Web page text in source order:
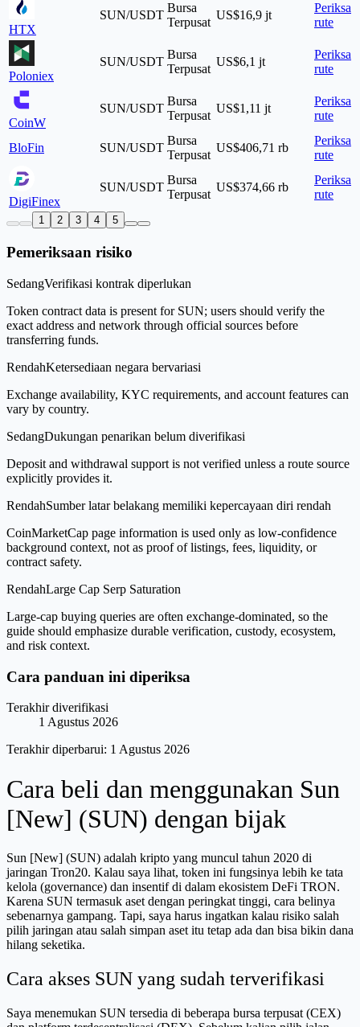
HTX
SUN/USDT
Bursa
Terpusat
US$16,9 jt
Periksa
rute
Poloniex
SUN/USDT
Bursa
Terpusat
US$6,1 jt
Periksa
rute
CoinW
SUN/USDT
Bursa
Terpusat
US$1,11 jt
Periksa
rute
BloFin SUN/USDT
Bursa
Terpusat
US$406,71 rb
Periksa
rute
DigiFinex
SUN/USDT
Bursa
Terpusat
US$374,66 rb
Periksa
rute
1 2 3 4 5
Pemeriksaan risiko
SedangVerifikasi kontrak diperlukan
Token contract data is present for SUN; users should verify the
exact address and network through official sources before
transferring funds.
RendahKetersediaan negara bervariasi
Exchange availability, KYC requirements, and account features can
vary by country.
SedangDukungan penarikan belum diverifikasi
Deposit and withdrawal support is not verified unless a route source
explicitly provides it.
RendahSumber latar belakang memiliki kepercayaan diri rendah
CoinMarketCap page information is used only as low-confidence
background context, not as proof of listings, fees, liquidity, or
contract safety.
RendahLarge Cap Serp Saturation
Large-cap buying queries are often exchange-dominated, so the
guide should emphasize durable verification, custody, ecosystem,
and risk context.
Cara panduan ini diperiksa
Terakhir diverifikasi
1 Agustus 2026
Terakhir diperbarui: 1 Agustus 2026
Cara beli dan menggunakan Sun
[New] (SUN) dengan bijak
Sun [New] (SUN) adalah kripto yang muncul tahun 2020 di
jaringan Tron20. Kalau saya lihat, token ini fungsinya lebih ke tata
kelola (governance) dan insentif di dalam ekosistem DeFi TRON.
Karena SUN termasuk aset dengan peringkat tinggi, cara belinya
sebenarnya gampang. Tapi, saya harus ingatkan kalau risiko salah
pilih jaringan atau salah simpan aset itu tetap ada dan bisa bikin dana
hilang seketika.
Cara akses SUN yang sudah terverifikasi
Saya menemukan SUN tersedia di beberapa bursa terpusat (CEX)